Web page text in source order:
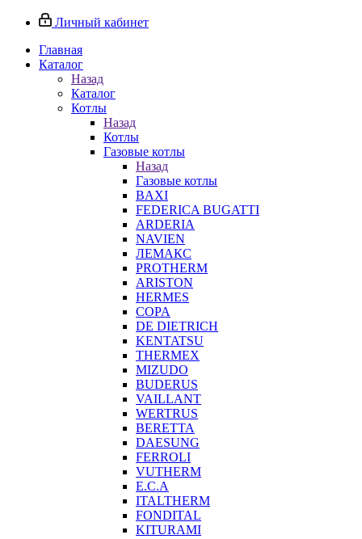
Личный кабинет
Главная
Каталог
Назад
Каталог
Котлы
Назад
Котлы
Газовые котлы
Назад
Газовые котлы
BAXI
FEDERICA BUGATTI
ARDERIA
NAVIEN
ЛЕМАКС
PROTHERM
ARISTON
HERMES
COPA
DE DIETRICH
KENTATSU
THERMEX
MIZUDO
BUDERUS
VAILLANT
WERTRUS
BERETTA
DAESUNG
FERROLI
VUTHERM
E.C.A
ITALTHERM
FONDITAL
KITURAMI